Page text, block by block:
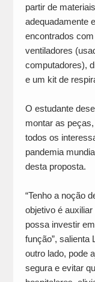
partir de
adequadamente
encontrados
ventiladores
computadores),
e um kit de
O estudante
montar as
todos os
pandemia
desta proposta.
“Tenho a noção
objetivo é
possa investir
função”, salienta
outro lado, pode
segura e evitar